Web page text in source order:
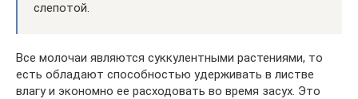
слепотой.
Все молочаи являются суккулентными растениями, то
есть обладают способностью удерживать в листве
влагу и экономно ее расходовать во время засух. Это